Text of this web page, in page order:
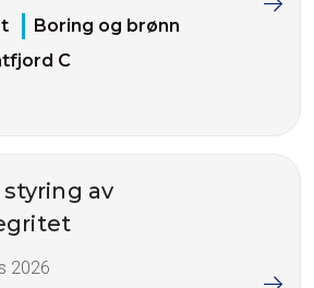
Boring og brønn
C
styring av
2026